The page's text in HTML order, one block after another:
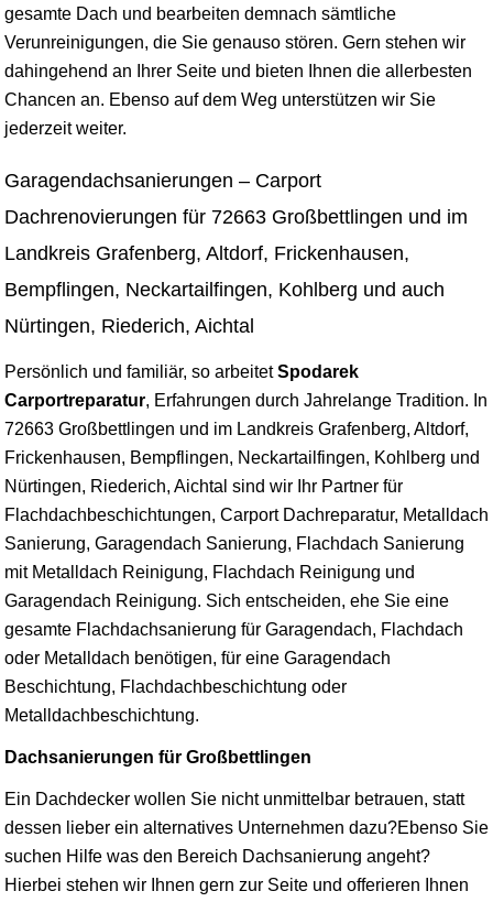
gesamte Dach und bearbeiten demnach sämtliche
Verunreinigungen, die Sie genauso stören. Gern stehen wir
dahingehend an Ihrer Seite und bieten Ihnen die allerbesten
Chancen an. Ebenso auf dem Weg unterstützen wir Sie
jederzeit weiter.
Garagendachsanierungen – Carport
Dachrenovierungen für 72663 Großbettlingen und im
Landkreis Grafenberg, Altdorf, Frickenhausen,
Bempflingen, Neckartailfingen, Kohlberg und auch
Nürtingen, Riederich, Aichtal
Persönlich und familiär, so arbeitetSpodarek
Carportreparatur, Erfahrungen durch Jahrelange Tradition. In
72663 Großbettlingen und im Landkreis Grafenberg, Altdorf,
Frickenhausen, Bempflingen, Neckartailfingen, Kohlberg und
Nürtingen, Riederich, Aichtal sind wir Ihr Partner für
Flachdachbeschichtungen, Carport Dachreparatur, Metalldach
Sanierung, Garagendach Sanierung, Flachdach Sanierung
mit Metalldach Reinigung, Flachdach Reinigung und
Garagendach Reinigung. Sich entscheiden, ehe Sie eine
gesamte Flachdachsanierung für Garagendach, Flachdach
oder Metalldach benötigen, für eine Garagendach
Beschichtung, Flachdachbeschichtung oder
Metalldachbeschichtung.
Dachsanierungen für Großbettlingen
Ein Dachdecker wollen Sie nicht unmittelbar betrauen, statt
dessen lieber ein alternatives Unternehmen dazu?Ebenso Sie
suchen Hilfe was den Bereich Dachsanierung angeht?
Hierbei stehen wir Ihnen gern zur Seite und offerieren Ihnen